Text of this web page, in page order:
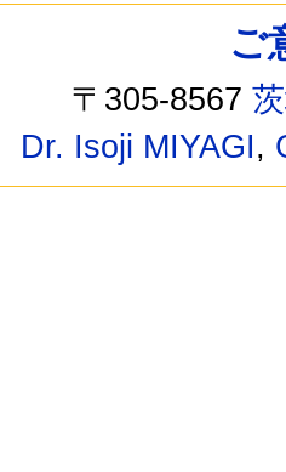
ご
〒305-8567
Dr. Isoji MIYAGI,